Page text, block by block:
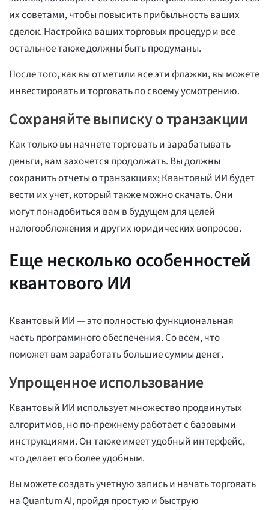
их советами, чтобы повысить прибыльность ваших
сделок. Настройка ваших торговых процедур и все
остальное также должны быть продуманы.
После того, как вы отметили все эти флажки, вы можете
инвестировать и торговать по своему усмотрению.
Сохраняйте выписку о транзакции
Как только вы начнете торговать и зарабатывать
деньги, вам захочется продолжать. Вы должны
сохранить отчеты о транзакциях; Квантовый ИИ будет
вести их учет, который также можно скачать. Они
могут понадобиться вам в будущем для целей
налогообложения и других юридических вопросов.
Еще несколько особенностей
квантового ИИ
Квантовый ИИ — это полностью функциональная
часть программного обеспечения. Со всем, что
поможет вам заработать большие суммы денег.
Упрощенное использование
Квантовый ИИ использует множество продвинутых
алгоритмов, но по-прежнему работает с базовыми
инструкциями. Он также имеет удобный интерфейс,
что делает его более удобным.
Вы можете создать учетную запись и начать торговать
на Quantum AI, пройдя простую и быструю